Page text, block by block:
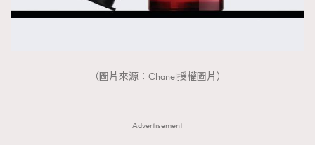
（圖片來源：Chanel授權圖片）
Advertisement